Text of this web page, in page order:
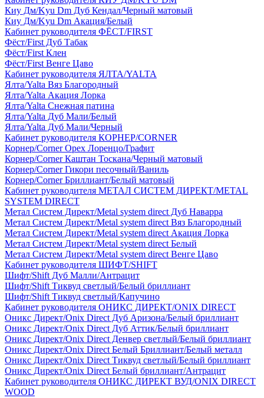
Киу Дм/Kyu Dm Дуб Кендал/Черный матовый
Киу Дм/Kyu Dm Акация/Белый
Кабинет руководителя ФЁСТ/FIRST
Фёст/First Дуб Табак
Фёст/First Клен
Фёст/First Венге Цаво
Кабинет руководителя ЯЛТА/YALTA
Ялта/Yalta Вяз Благородный
Ялта/Yalta Акация Лорка
Ялта/Yalta Снежная патина
Ялта/Yalta Дуб Мали/Белый
Ялта/Yalta Дуб Мали/Черный
Кабинет руководителя КОРНЕР/CORNER
Корнер/Corner Орех Лоренцо/Графит
Корнер/Corner Каштан Тоскана/Черный матовый
Корнер/Corner Гикори песочный/Ваниль
Корнер/Corner Бриллиант/Белый матовый
Кабинет руководителя МЕТАЛ СИСТЕМ ДИРЕКТ/METAL
SYSTEM DIRECT
Метал Систем Директ/Metal system direct Дуб Наварра
Метал Систем Директ/Metal system direct Вяз Благородный
Метал Систем Директ/Metal system direct Акация Лорка
Метал Систем Директ/Metal system direct Белый
Метал Систем Директ/Metal system direct Венге Цаво
Кабинет руководителя ШИФТ/SHIFT
Шифт/Shift Дуб Малли/Антрацит
Шифт/Shift Тиквуд светлый/Белый бриллиант
Шифт/Shift Тиквуд светлый/Капучино
Кабинет руководителя ОНИКС ДИРЕКТ/ONIX DIRECT
Оникс Директ/Onix Direct Дуб Аризона/Белый бриллиант
Оникс Директ/Onix Direct Дуб Аттик/Белый бриллиант
Оникс Директ/Onix Direct Денвер светлый/Белый бриллиант
Оникс Директ/Onix Direct Белый Бриллиант/Белый металл
Оникс Директ/Onix Direct Тиквуд светлый/Белый бриллиант
Оникс Директ/Onix Direct Белый бриллиант/Антрацит
Кабинет руководителя ОНИКС ДИРЕКТ ВУД/ONIX DIRECT
WOOD